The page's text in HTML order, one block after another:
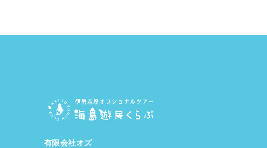
有限会社オズ